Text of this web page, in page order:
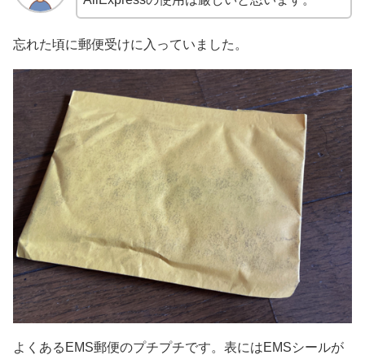
忘れた頃に郵便受けに入っていました。
よくあるEMS郵便のプチプチです。表にはEMSシールが